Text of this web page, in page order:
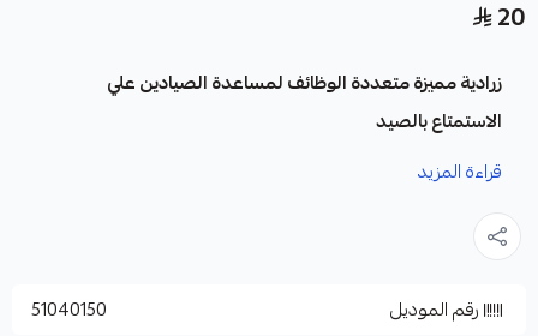
20
زرادية مميزة متعددة الوظائف لمساعدة الصيادين علي
الاستمتاع بالصيد
المميزات:
مقبض الزرادية من الجانبين بيه وظايف اخري متعددة
قراءة المزيد
رقم الموديل 51040150